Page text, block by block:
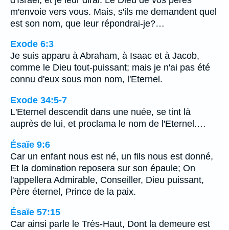
m'envoie vers vous. Mais, s'ils me demandent quel
est son nom, que leur répondrai-je?…
Exode 6:3
Je suis apparu à Abraham, à Isaac et à Jacob,
comme le Dieu tout-puissant; mais je n'ai pas été
connu d'eux sous mon nom, l'Eternel.
Exode 34:5-7
L'Eternel descendit dans une nuée, se tint là
auprès de lui, et proclama le nom de l'Eternel.…
Ésaïe 9:6
Car un enfant nous est né, un fils nous est donné,
Et la domination reposera sur son épaule; On
l'appellera Admirable, Conseiller, Dieu puissant,
Père éternel, Prince de la paix.
Ésaïe 57:15
Car ainsi parle le Très-Haut, Dont la demeure est